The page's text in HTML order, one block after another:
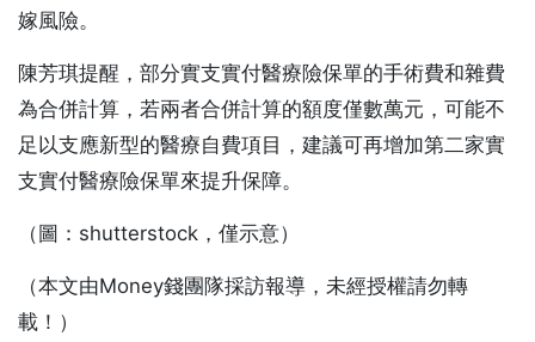
嫁風險。
陳芳琪提醒，部分實支實付醫療險保單的手術費和雜費
為合併計算，若兩者合併計算的額度僅數萬元，可能不
足以支應新型的醫療自費項目，建議可再增加第二家實
支實付醫療險保單來提升保障。
（圖：shutterstock，僅示意）
（本文由Money錢團隊採訪報導，未經授權請勿轉
載！）